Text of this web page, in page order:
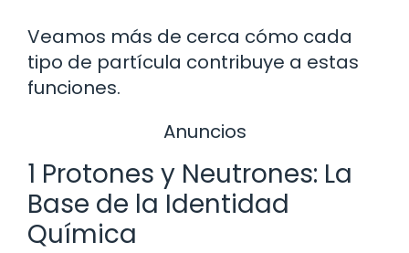
Veamos más de cerca cómo cada
tipo de partícula contribuye a estas
funciones.
Anuncios
1 Protones y Neutrones: La
Base de la Identidad
Química